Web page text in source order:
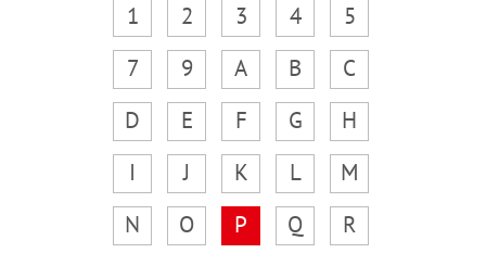
1 2 3 4
5
7
9 A B
C
D
E F G
H
I
J K L
M
N
O P Q
R